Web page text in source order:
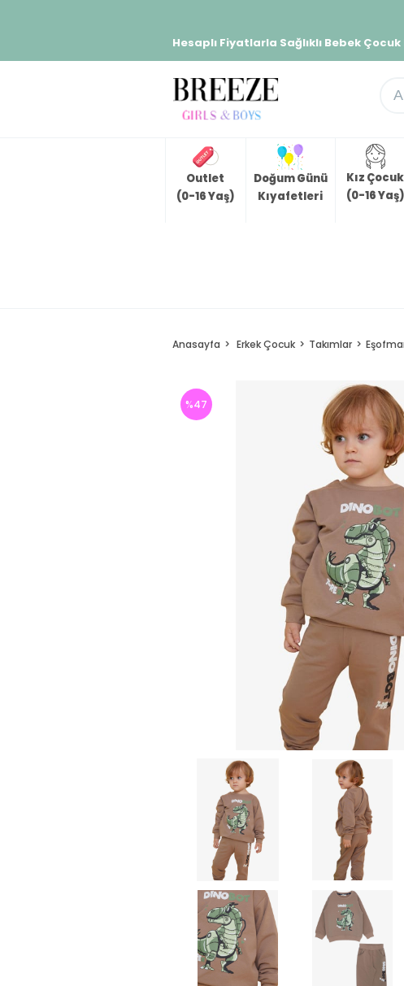
Hesaplı Fiyatlarla Sağlıklı Bebek
Outlet
(0-16 Yaş)
Doğum Günü
Kıyafetleri
Kız Çocuk
(0-16 Yaş)
Anasayfa Erkek Çocuk Takımlar
%47